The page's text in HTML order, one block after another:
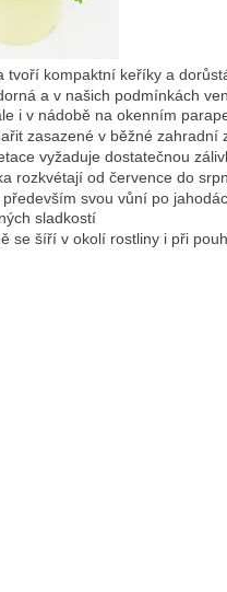
tvoří kompaktní keříky a
a v našich podmínkách
i v nádobě na okenním
zasazené v běžné zahradní
vyžaduje dostatečnou
rozkvétají od července do
svou vůní po
sladkostí
se šíří v okolí rostliny i při